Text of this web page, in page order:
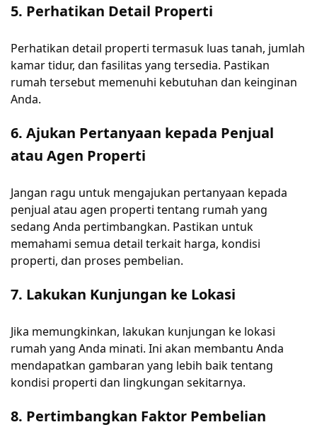
5. Perhatikan Detail Properti
Perhatikan detail properti termasuk luas tanah, jumlah
kamar tidur, dan fasilitas yang tersedia. Pastikan
rumah tersebut memenuhi kebutuhan dan keinginan
Anda.
6. Ajukan Pertanyaan kepada Penjual
atau Agen Properti
Jangan ragu untuk mengajukan pertanyaan kepada
penjual atau agen properti tentang rumah yang
sedang Anda pertimbangkan. Pastikan untuk
memahami semua detail terkait harga, kondisi
properti, dan proses pembelian.
7. Lakukan Kunjungan ke Lokasi
Jika memungkinkan, lakukan kunjungan ke lokasi
rumah yang Anda minati. Ini akan membantu Anda
mendapatkan gambaran yang lebih baik tentang
kondisi properti dan lingkungan sekitarnya.
8. Pertimbangkan Faktor Pembelian